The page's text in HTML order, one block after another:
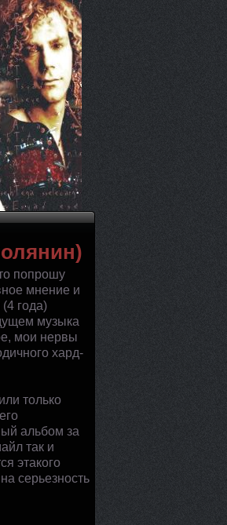
попрошу
мнение и
года)
музыка
мои нервы
хард-
только
альбом за
так и
этакого
серьезность